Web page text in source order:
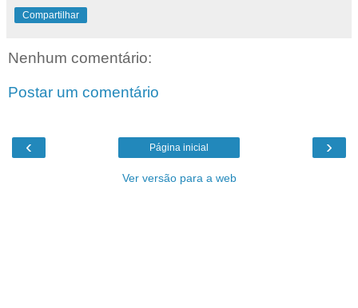
Compartilhar
Nenhum comentário:
Postar um comentário
‹ ›
Página inicial
Ver versão para a web